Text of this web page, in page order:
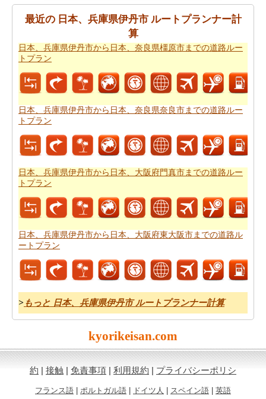
なたは非常によくあなたの時間を管理しなければならな
いし、これのためにあなたは日本、兵庫県伊丹市からド
イツ ベルリンまでの飛行時間を知っている必要がありま
す。
あなたのルートを得ることが計画された後、あなたの旅
のために駆動するためのコストの公正な見積もりを有す
ることが重要です。あなたはこの旅費計算機を使用して
日本、兵庫県伊丹市からドイツ ベルリンまでの旅行の費
用を得ることができます。
最近の 日本、兵庫県伊丹市 ルートプランナー計
算
日本、兵庫県伊丹市から日本、奈良県橿原市までの道路ルー
トプラン
日本、兵庫県伊丹市から日本、奈良県奈良市までの道路ルー
トプラン
日本、兵庫県伊丹市から日本、大阪府門真市までの道路ルー
トプラン
日本、兵庫県伊丹市から日本、大阪府東大阪市までの道路ル
ートプラン
> もっと 日本、兵庫県伊丹市 ルートプランナー計算
kyorikeisan.com
約 | 接触 | 免責事項 | 利用規約 | プライバシーポリシ
フランス語 | ポルトガル語 | ドイツ人 | スペイン語 | 英語